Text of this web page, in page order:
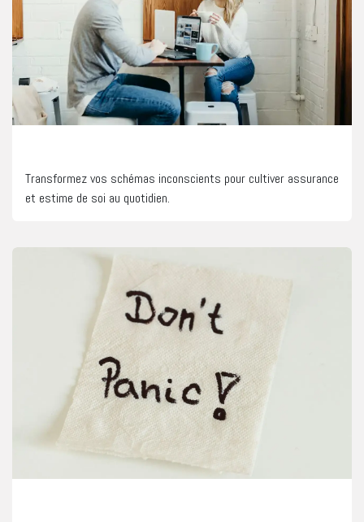
Transformez vos schémas inconscients pour cultiver assurance
et estime de soi au quotidien.